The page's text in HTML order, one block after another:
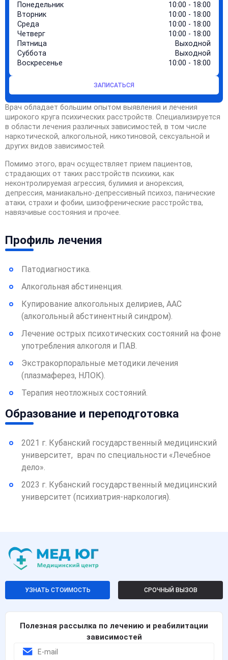
Понедельник
10:00 - 18:00
Вторник
10:00 - 18:00
Среда
10:00 - 18:00
Четверг
10:00 - 18:00
Пятница
Выходной
Суббота
Выходной
Воскресенье
10:00 - 18:00
ЗАПИСАТЬСЯ
Врач обладает большим опытом выявления и лечения
широкого круга психических расстройств. Специализируется
в области лечения различных зависимостей, в том числе
наркотической, алкогольной, никотиновой, сексуальной и
других видов зависимостей.
Помимо этого, врач осуществляет прием пациентов,
страдающих от таких расстройств психики, как
неконтролируемая агрессия, булимия и анорексия,
депрессия, маниакально-депрессивный психоз, панические
атаки, страхи и фобии, шизофренические расстройства,
навязчивые состояния и прочее.
Профиль лечения
Патодиагностика.
Алкогольная абстиненция.
Купирование алкогольных делириев, ААС
(алкогольный абстинентный синдром).
Лечение острых психотических состояний на фоне
употребления алкоголя и ПАВ.
Экстракорпоральные методики лечения
(плазмаферез, НЛОК).
Терапия неотложных состояний.
Образование и переподготовка
2021 г. Кубанский государственный медицинский
университет, врач по специальности «Лечебное
дело».
2023 г. Кубанский государственный медицинский
университет (психиатрия-наркология).
УЗНАТЬ СТОИМОСТЬ СРОЧНЫЙ ВЫЗОВ
Полезная рассылка по лечению и реабилитации
зависимостей